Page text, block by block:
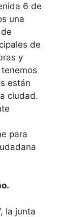
6 de
una
de
y
están
ciudad.
para
la junta